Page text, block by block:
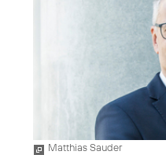
Matthias Sauder